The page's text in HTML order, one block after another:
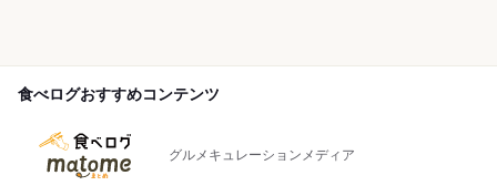
食べログおすすめコンテンツ
グルメキュレーションメディア